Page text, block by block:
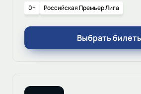
0+ Российская Премьер Лига
Выбрать